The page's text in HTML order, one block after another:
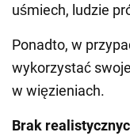
uśmiech, ludzie
Ponadto, w
wykorzystać
w więzieniach.
Brak